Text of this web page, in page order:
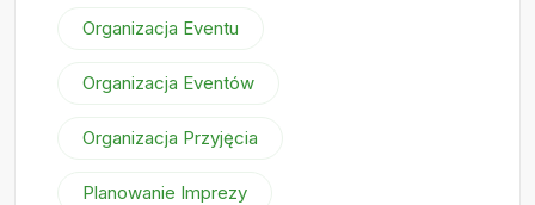
Organizacja Eventu
Organizacja Eventów
Organizacja Przyjęcia
Planowanie Imprezy